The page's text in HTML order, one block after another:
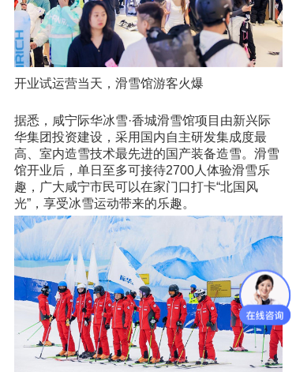
开业试运营当天，滑雪馆游客火爆
据悉，咸宁际华冰雪·香城滑雪馆项目由新兴际
华集团投资建设，采用国内自主研发集成度最
高、室内造雪技术最先进的国产装备造雪。滑雪
馆开业后，单日至多可接待2700人体验滑雪乐
趣，广大咸宁市民可以在家门口打卡“北国风
光”，享受冰雪运动带来的乐趣。